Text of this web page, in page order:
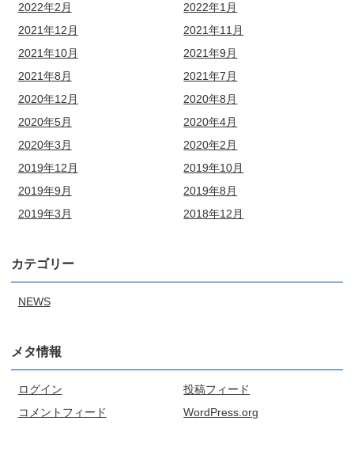
2022年2月
2022年1月
2021年12月
2021年11月
2021年10月
2021年9月
2021年8月
2021年7月
2020年12月
2020年8月
2020年5月
2020年4月
2020年3月
2020年2月
2019年12月
2019年10月
2019年9月
2019年8月
2019年3月
2018年12月
カテゴリー
NEWS
メタ情報
ログイン
投稿フィード
コメントフィード
WordPress.org